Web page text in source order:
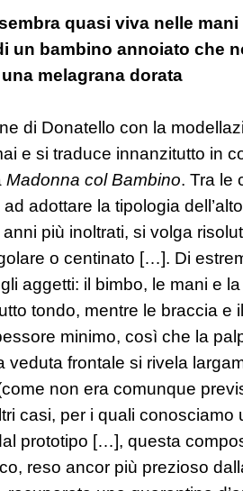
quasi viva nelle
un bambino annoiato che
melagrana dorata
di Donatello con la
e si traduce innanzitutto in
Madonna col Bambino. Tra le
ad adottare la tipologia
anni più inoltrati, si volga
o centinato […]. Di
aggetti: il bimbo, le mani e
tondo, mentre le braccia e
minimo, così che la
veduta frontale si rivela
non era comunque
casi, per i quali conosciamo
prototipo […], questa
reso ancor più prezioso